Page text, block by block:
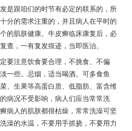
跟咱们的时节有必定的联系的，所
分的需求注重的，并且病人在平时的
的肌肤健康。牛皮癣临床康复后，必
查，一有复发痕迹，当即医治。
注意饮食要合理，不挑食、不偏
一些。忌烟，适当喝酒。可多食鱼
、生果等高蛋白质、低脂肪、富含维
病况不受影响，病人们应当常常洗
病人的肌肤都很枯燥，常常洗澡可坚
澡的水温，不要用手抓挠，不要用力